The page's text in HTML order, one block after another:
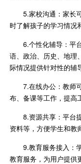
5.家校沟通：家长
时了解孩子的学习情况
6.个性化辅导：平
语、政治、历史、地理
际情况提供针对性的辅
7.在线办公：教师
布、备课等工作，提高
8.资源共享：平台
资料等，方便学生和教
9.教育服务接入：
教育服务，为用户提供